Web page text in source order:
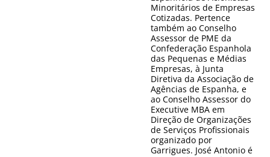
Minoritários de Empresas
Cotizadas. Pertence
também ao Conselho
Assessor de PME da
Confederação Espanhola
das Pequenas e Médias
Empresas, à Junta
Diretiva da Associação de
Agências de Espanha, e
ao Conselho Assessor do
Executive MBA em
Direção de Organizações
de Serviços Profissionais
organizado por
Garrigues. José Antonio é